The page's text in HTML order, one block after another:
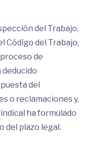
del Trabajo,
Código del Trabajo,
de
del
o reclamaciones y,
ha formulado
del plazo legal.